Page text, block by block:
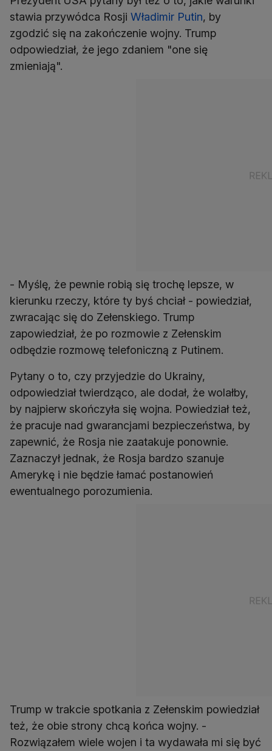
stawia przywódca Rosji Władimir Putin, by
zgodzić się na zakończenie wojny. Trump
odpowiedział, że jego zdaniem "one się
zmieniają".
- Myślę, że pewnie robią się trochę lepsze, w
kierunku rzeczy, które ty byś chciał - powiedział,
zwracając się do Zełenskiego. Trump
zapowiedział, że po rozmowie z Zełenskim
odbędzie rozmowę telefoniczną z Putinem.
Pytany o to, czy przyjedzie do Ukrainy,
odpowiedział twierdząco, ale dodał, że wolałby,
by najpierw skończyła się wojna. Powiedział też,
że pracuje nad gwarancjami bezpieczeństwa, by
zapewnić, że Rosja nie zaatakuje ponownie.
Zaznaczył jednak, że Rosja bardzo szanuje
Amerykę i nie będzie łamać postanowień
ewentualnego porozumienia.
Trump w trakcie spotkania z Zełenskim powiedział
też, że obie strony chcą końca wojny. -
Rozwiązałem wiele wojen i ta wydawała mi się być